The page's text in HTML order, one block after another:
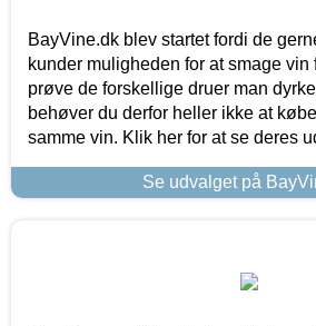
BayVine.dk blev startet fordi de
kunder muligheden for at smage vin
prøve de forskellige druer man
behøver du derfor heller ikke at
samme vin. Klik her for at se deres
Se udvalget på